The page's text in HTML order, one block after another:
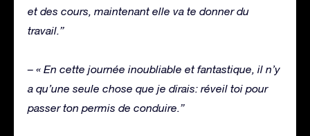
et des cours, maintenant elle va te donner du
travail.”
– « En cette journée inoubliable et fantastique, il n’y
a qu’une seule chose que je dirais: réveil toi pour
passer ton permis de conduire.”